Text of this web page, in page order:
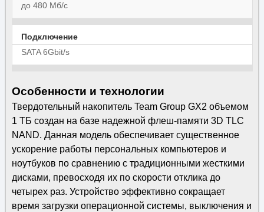
до 480 Мб/с
Подключение
SATA 6Gbit/s
Особенности и технологии
Твердотельный накопитель Team Group GX2 объемом
1 ТБ создан на базе надежной флеш-памяти 3D TLC
NAND. Данная модель обеспечивает существенное
ускорение работы персональных компьютеров и
ноутбуков по сравнению с традиционными жесткими
дисками, превосходя их по скорости отклика до
четырех раз. Устройство эффективно сокращает
время загрузки операционной системы, выключения и